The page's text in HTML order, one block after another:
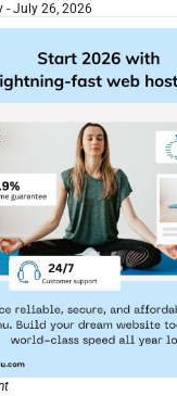
July 26, 2026